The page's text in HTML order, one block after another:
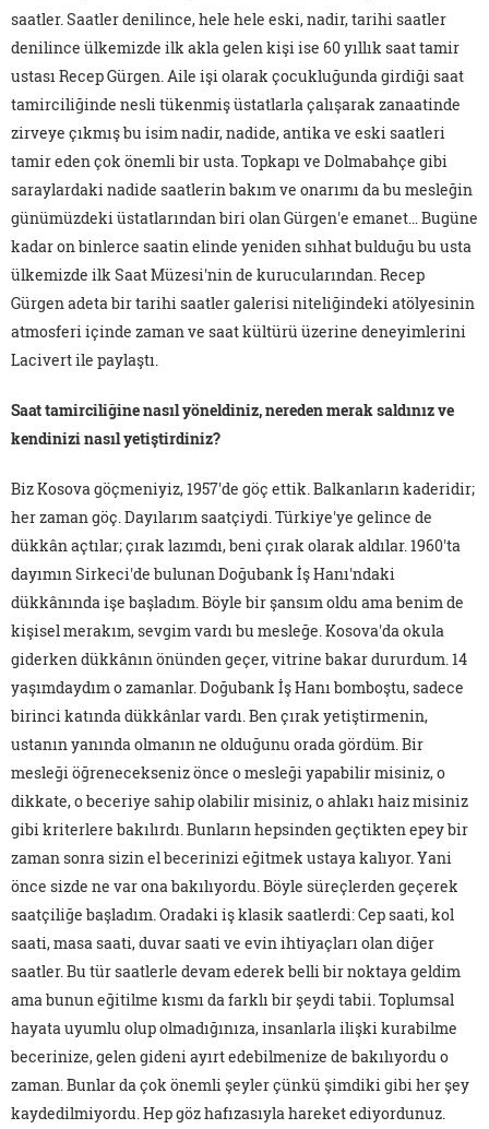
saatler. Saatler denilince, hele hele eski, nadir, tarihi saatler
denilince ülkemizde ilk akla gelen kişi ise 60 yıllık saat tamir
ustası Recep Gürgen. Aile işi olarak çocukluğunda girdiği saat
tamirciliğinde nesli tükenmiş üstatlarla çalışarak zanaatinde
zirveye çıkmış bu isim nadir, nadide, antika ve eski saatleri
tamir eden çok önemli bir usta. Topkapı ve Dolmabahçe gibi
saraylardaki nadide saatlerin bakım ve onarımı da bu mesleğin
günümüzdeki üstatlarından biri olan Gürgen'e emanet… Bugüne
kadar on binlerce saatin elinde yeniden sıhhat bulduğu bu usta
ülkemizde ilk Saat Müzesi'nin de kurucularından. Recep
Gürgen adeta bir tarihi saatler galerisi niteliğindeki atölyesinin
atmosferi içinde zaman ve saat kültürü üzerine deneyimlerini
Lacivert ile paylaştı.
Saat tamirciliğine nasıl yöneldiniz, nereden merak saldınız ve
kendinizi nasıl yetiştirdiniz?
Biz Kosova göçmeniyiz, 1957'de göç ettik. Balkanların kaderidir;
her zaman göç. Dayılarım saatçiydi. Türkiye'ye gelince de
dükkân açtılar; çırak lazımdı, beni çırak olarak aldılar. 1960'ta
dayımın Sirkeci'de bulunan Doğubank İş Hanı'ndaki
dükkânında işe başladım. Böyle bir şansım oldu ama benim de
kişisel merakım, sevgim vardı bu mesleğe. Kosova'da okula
giderken dükkânın önünden geçer, vitrine bakar dururdum. 14
yaşımdaydım o zamanlar. Doğubank İş Hanı bomboştu, sadece
birinci katında dükkânlar vardı. Ben çırak yetiştirmenin,
ustanın yanında olmanın ne olduğunu orada gördüm. Bir
mesleği öğrenecekseniz önce o mesleği yapabilir misiniz, o
dikkate, o beceriye sahip olabilir misiniz, o ahlakı haiz misiniz
gibi kriterlere bakılırdı. Bunların hepsinden geçtikten epey bir
zaman sonra sizin el becerinizi eğitmek ustaya kalıyor. Yani
önce sizde ne var ona bakılıyordu. Böyle süreçlerden geçerek
saatçiliğe başladım. Oradaki iş klasik saatlerdi: Cep saati, kol
saati, masa saati, duvar saati ve evin ihtiyaçları olan diğer
saatler. Bu tür saatlerle devam ederek belli bir noktaya geldim
ama bunun eğitilme kısmı da farklı bir şeydi tabii. Toplumsal
hayata uyumlu olup olmadığınıza, insanlarla ilişki kurabilme
becerinize, gelen gideni ayırt edebilmenize de bakılıyordu o
zaman. Bunlar da çok önemli şeyler çünkü şimdiki gibi her şey
kaydedilmiyordu. Hep göz hafızasıyla hareket ediyordunuz.